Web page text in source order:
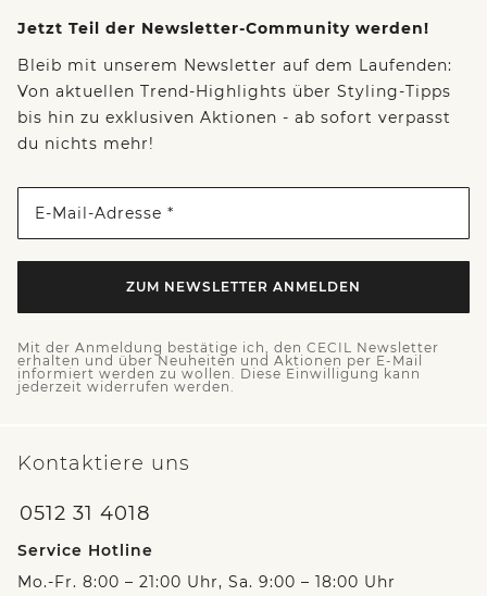
Jetzt Teil der Newsletter-Community werden!
Bleib mit unserem Newsletter auf dem Laufenden:
Von aktuellen Trend-Highlights über Styling-Tipps
bis hin zu exklusiven Aktionen - ab sofort verpasst
du nichts mehr!
E-Mail-Adresse *
ZUM NEWSLETTER ANMELDEN
Mit der Anmeldung bestätige ich, den CECIL Newsletter
erhalten und über Neuheiten und Aktionen per E-Mail
informiert werden zu wollen. Diese Einwilligung kann
jederzeit widerrufen werden.
Kontaktiere uns
0512 31 4018
Service Hotline
Mo.-Fr. 8:00 – 21:00 Uhr, Sa. 9:00 – 18:00 Uhr